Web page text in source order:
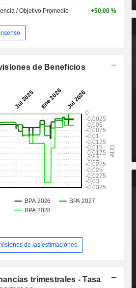
/ Objetivo Promedio +50,00 %
de Beneficios
de las estimaciones
trimestrales - Tasa